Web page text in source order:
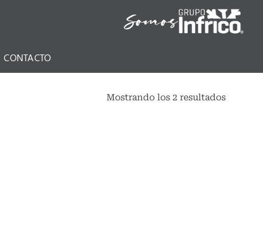
CONTACTO
Mostrando los 2 resultados